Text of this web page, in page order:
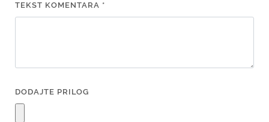
TEKST KOMENTARA *
DODAJTE PRILOG